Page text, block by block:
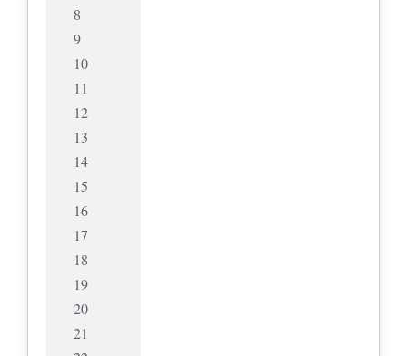
8
9
10
11
12
13
14
15
16
17
18
19
20
21